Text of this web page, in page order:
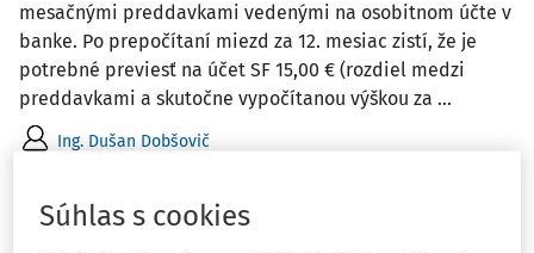
mesačnými preddavkami vedenými na osobitnom účte v
banke. Po prepočítaní miezd za 12. mesiac zistí, že je
potrebné previesť na účet SF 15,00 € (rozdiel medzi
preddavkami a skutočne vypočítanou výškou za ...
Ing. Dušan Dobšovič
Súhlas s cookies